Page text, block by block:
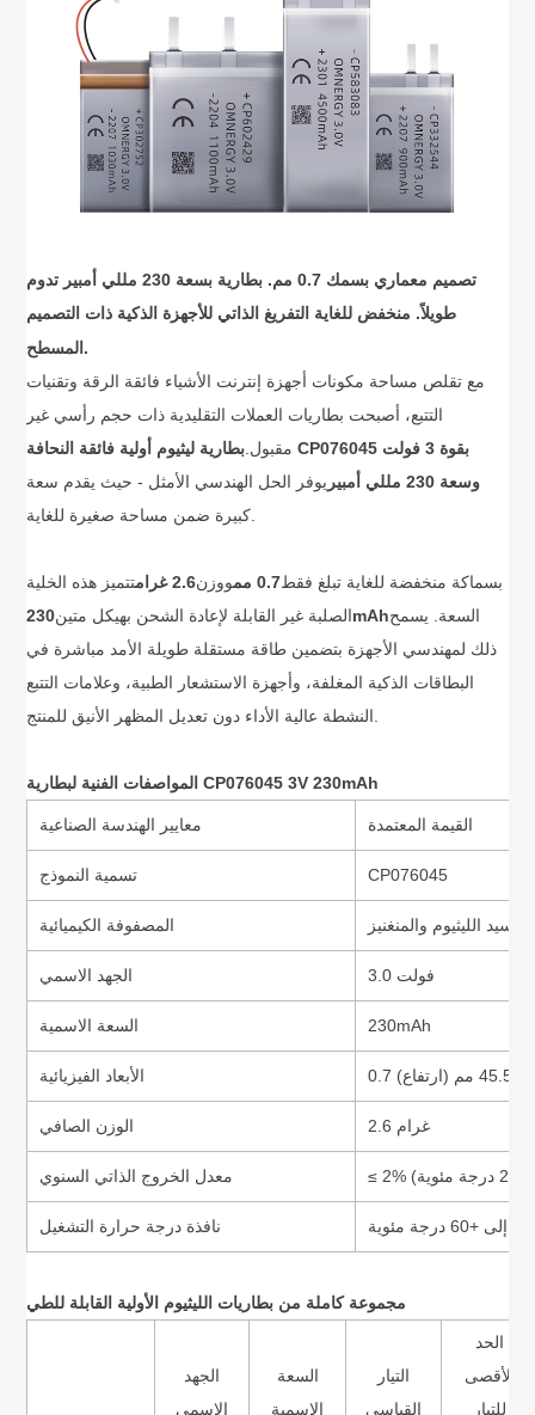
تصميم معماري بسمك 0.7 مم. بطارية بسعة 230 مللي أمبير تدوم
طويلاً. منخفض للغاية التفريغ الذاتي للأجهزة الذكية ذات التصميم
المسطح.
مع تقلص مساحة مكونات أجهزة إنترنت الأشياء فائقة الرقة وتقنيات
التتبع، أصبحت بطاريات العملات التقليدية ذات حجم رأسي غير
مقبول. بطارية ليثيوم أولية فائقة النحافة CP076045 بقوة 3 فولت
وسعة 230 مللي أمبير
يوفر الحل الهندسي الأمثل - حيث يقدم سعة
بسماكة منخفضة للغاية تبلغ فقط0.7 مم ووزن2.6 غرام
تتميز هذه الخلية
الصلبة غير القابلة لإعادة الشحن بهيكل متين230mAhالسعة. يسمح
ذلك لمهندسي الأجهزة بتضمين طاقة مستقلة طويلة الأمد مباشرة في
البطاقات الذكية المغلفة، وأجهزة الاستشعار الطبية، وعلامات التتبع
المواصفات الفنية لبطارية CP076045 3V 230mAh
معايير الهندسة الصناعية القيمة المعتمدة
تسمية النموذج CP076045
المصفوفة الكيميائية
الجهد الاسمي 3.0 فولت
السعة الاسمية 230mAh
الأبعاد الفيزيائية
الوزن الصافي 2.6 غرام
معدل الخروج الذاتي السنوي
نافذة درجة حرارة التشغيل
مجموعة كاملة من بطاريات الليثيوم الأولية القابلة للطي
الجهد
الاسمي
السعة
الاسمية
التيار
القياسي
الحد
الأقصى
للتيار